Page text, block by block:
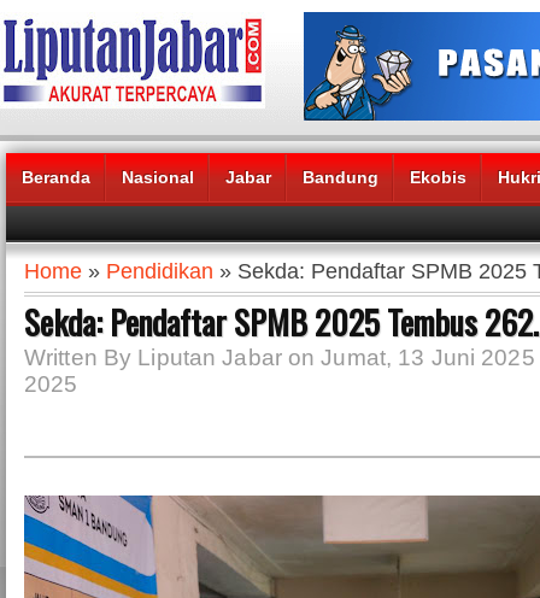
Beranda Nasional Jabar Bandung Ekobis
Headlines News :
Home » Pendidikan » Sekda: Pendaftar SPMB 2025
Sekda: Pendaftar SPMB 2025 Tembus
Written By Liputan Jabar on Jumat, 13 Juni
2025